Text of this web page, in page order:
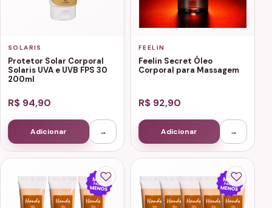
SOLARIS
Protetor Solar Corporal
Solaris UVA e UVB FPS 30
200ml
R$ 94,90
Adicionar →
FEELIN
Feelin Secret Óleo
Corporal para Massagem
R$ 92,90
Adicionar →